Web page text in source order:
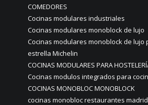
COMEDORES
Cocinas modulares industriales
Cocinas modulares monoblock de lujo
Cocinas modulares monoblock de lujo
estrella Michelin
COCINAS MODULARES PARA
Cocinas modulos integrados para
COCINAS MONOBLOC MONOBLOCK
cocinas monobloc restaurantes madrid